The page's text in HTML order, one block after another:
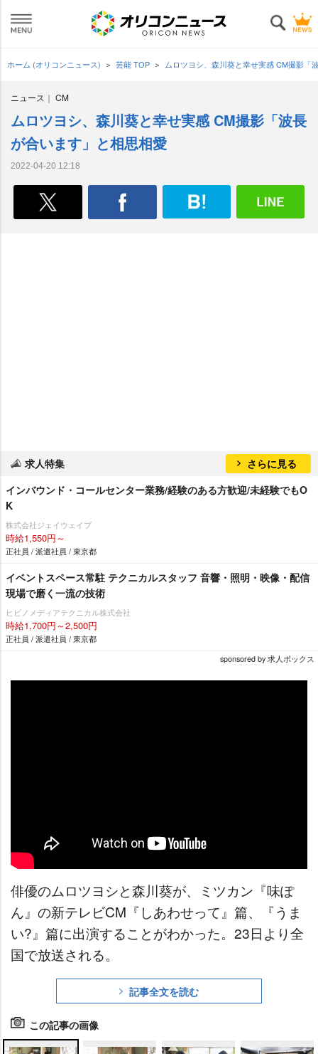
ホーム (オリコンニュース) 芸能 TOP ムロツヨシ、森川葵と幸せ実感 CM撮影「
ニュース CM
ムロツヨシ、森川葵と幸せ実感 CM撮影「波長
が合います」と相思相愛
2022-04-20 12:18
求人特集
さらに見る
インバウンド・コールセンター業務/経験のある方歓迎/未経験でもO
K
株式会社ジェイウェイブ
時給1,550円～
正社員 / 派遣社員 / 東京都
イベントスペース常駐 テクニカルスタッフ 音響・照明・映像・配信
現場で磨く一流の技術
ヒビノメディアテクニカル株式会社
時給1,700円～2,500円
正社員 / 派遣社員 / 東京都
sponsored by 求人ボックス
俳優のムロツヨシと森川葵が、ミツカン『味ぽ
ん』の新テレビCM『しあわせって』篇、『うま
い?』篇に出演することがわかった。23日より全
国で放送される。
記事全文を読む
この記事の画像